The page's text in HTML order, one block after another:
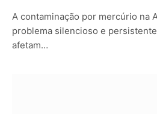
A contaminação por mercúrio na
problema silencioso e
afetam…